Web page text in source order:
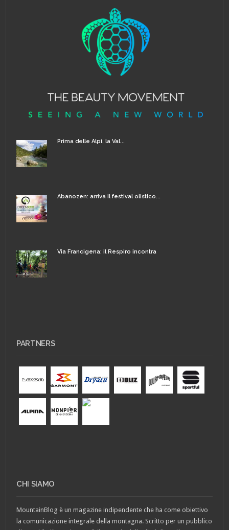
Prima delle Alpi, la Val...
Abanozen: arriva il festival olistico...
Via Francigena: il Respiro incontra
PARTNERS
CHI SIAMO
MountainBlog è un magazine indipendente che ha come obiettivo
la comunicazione integrale della montagna. Scritto per un pubblico